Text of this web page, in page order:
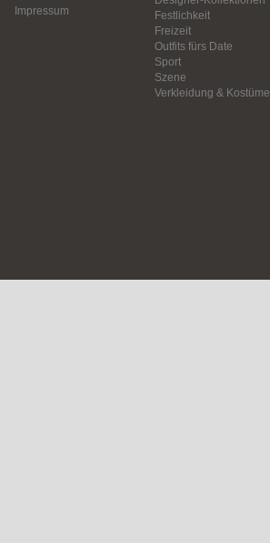
Impressum
Festlichkeit
Freizeit
Outfits fürs Date
Sport
Szene
Verkleidung & Kostüme